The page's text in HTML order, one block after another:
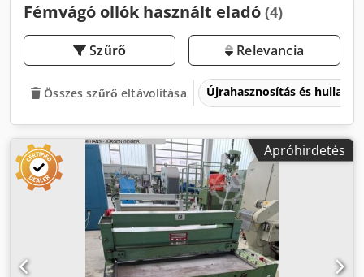
Fémvágó ollók használt eladó (4)
Szűrő Relevancia
Összes szűrő eltávolítása Újrahasznosítás és
Apróhirdetés